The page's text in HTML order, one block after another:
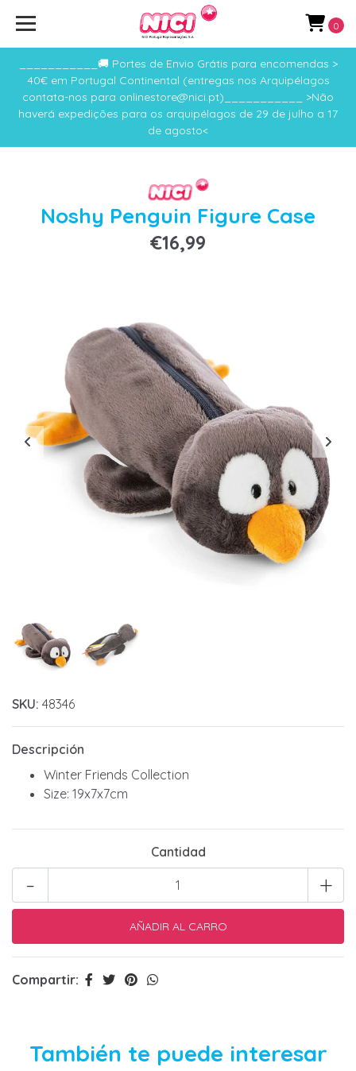
___________🚚 Portes de Envio Grátis para encomendas >
40€ em Portugal Continental (entregas nos Arquipélagos
contata-nos para onlinestore@nici.pt)___________ >Não
haverá expedições para os arquipélagos de 29 de julho a 17
de agosto<
0
Noshy Penguin Figure Case
€16,99
SKU: 48346
Descripción
Winter Friends Collection
Size: 19x7x7cm
Cantidad
+
-
Compartir:
También te puede interesar